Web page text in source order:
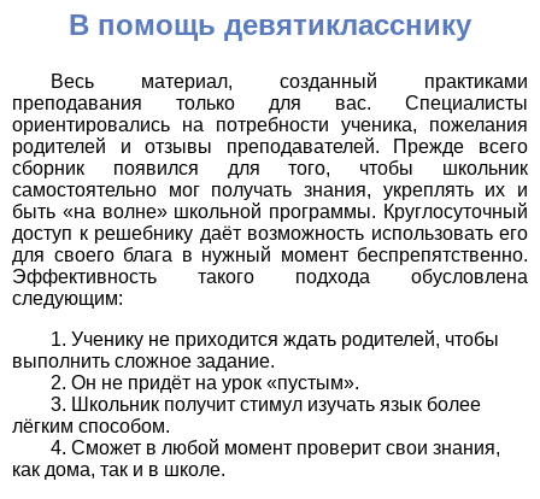
В помощь девятикласснику
Весь материал, созданный практиками
преподавания только для вас. Специалисты
ориентировались на потребности ученика, пожелания
родителей и отзывы преподавателей. Прежде всего
сборник появился для того, чтобы школьник
самостоятельно мог получать знания, укреплять их и
быть «на волне» школьной программы. Круглосуточный
доступ к решебнику даёт возможность использовать его
для своего блага в нужный момент беспрепятственно.
Эффективность такого подхода обусловлена
следующим:
Ученику не приходится ждать родителей, чтобы
выполнить сложное задание.
Он не придёт на урок «пустым».
Школьник получит стимул изучать язык более
лёгким способом.
Сможет в любой момент проверит свои знания,
как дома, так и в школе.